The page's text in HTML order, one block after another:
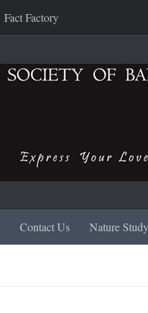
Fact Factory
Contact Us Nature